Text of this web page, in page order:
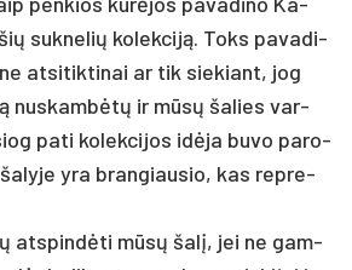
su­kne­lių ko­lek­ciją. Toks pa­va­di­
at­si­tik­ti­nai ar tik sie­kiant, jog
nu­skambėtų ir mūsų ša­lies var­
pa­ti ko­lek­ci­jos idė­ja bu­vo pa­ro­
yra bran­giau­sio, kas rep­re­
at­spindė­ti mūsų šalį, jei ne gam­